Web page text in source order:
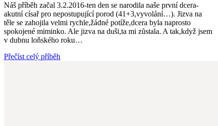
Náš příběh začal 3.2.2016-ten den se narodila naše první dcera-
akutní císař pro nepostupující porod (41+3,vyvolání…). Jizva na
těle se zahojila velmi rychle,žádné potíže,dcera byla naprosto
spokojené miminko. Ale jizva na duši,ta mi zůstala. A tak,když jsem
v dubnu loňského roku…
Přečíst celý příběh